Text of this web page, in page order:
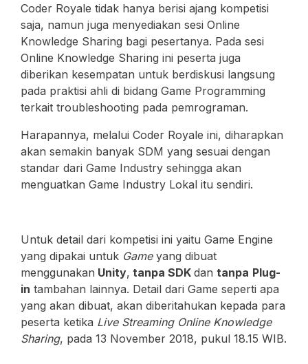
Coder Royale tidak hanya berisi ajang kompetisi
saja, namun juga menyediakan sesi Online
Knowledge Sharing bagi pesertanya. Pada sesi
Online Knowledge Sharing ini peserta juga
diberikan kesempatan untuk berdiskusi langsung
pada praktisi ahli di bidang Game Programming
terkait troubleshooting pada pemrograman.
Harapannya, melalui Coder Royale ini, diharapkan
akan semakin banyak SDM yang sesuai dengan
standar dari Game Industry sehingga akan
menguatkan Game Industry Lokal itu sendiri.
Untuk detail dari kompetisi ini yaitu Game Engine
yang dipakai untuk Gameyang dibuat
menggunakan Unity, tanpa SDK dan tanpa Plug-
in tambahan lainnya. Detail dari Game seperti apa
yang akan dibuat, akan diberitahukan kepada para
peserta ketika Live Streaming Online Knowledge
Sharing, pada 13 November 2018, pukul 18.15 WIB.